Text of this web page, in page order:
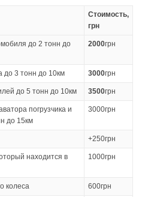
Стоимость,
грн
до 2 тонн до
2000грн
до 3 тонн до 10км 3000грн
до 5 тонн до 10км 3500грн
погрузчика и
до 15км
3000грн
+250грн
находится в
1000грн
колеса 600грн